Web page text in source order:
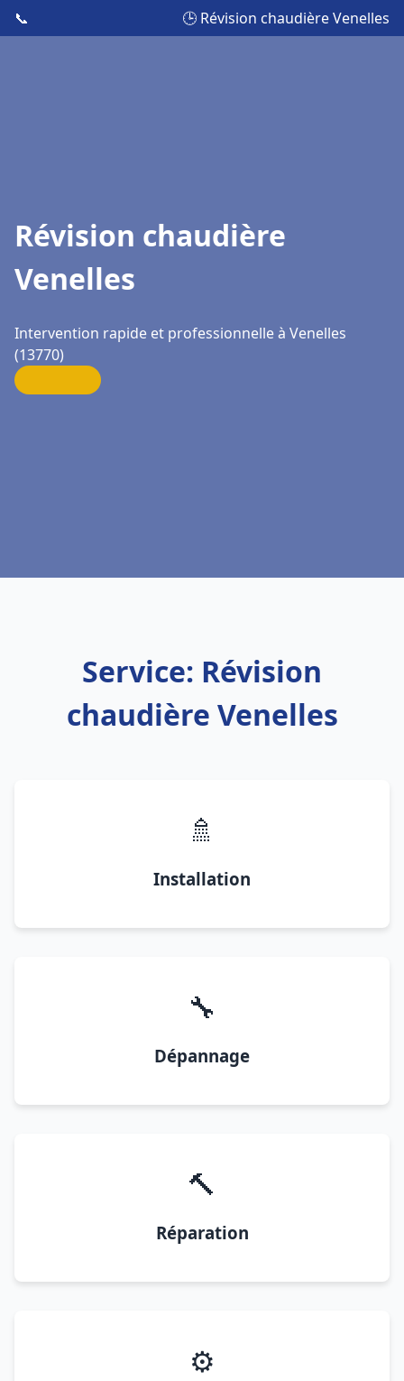
📞 🕒 Révision chaudière Venelles
Révision chaudière
Venelles
Intervention rapide et professionnelle à Venelles
(13770)
Service: Révision
chaudière Venelles
🚿
Installation
🔧
Dépannage
🔨
Réparation
⚙️